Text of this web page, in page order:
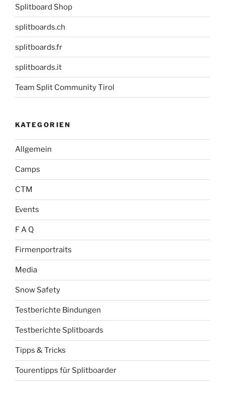
Splitboard Shop
splitboards.ch
splitboards.fr
splitboards.it
Team Split Community Tirol
KATEGORIEN
Allgemein
Camps
CTM
Events
F A Q
Firmenportraits
Media
Snow Safety
Testberichte Bindungen
Testberichte Splitboards
Tipps & Tricks
Tourentipps für Splitboarder